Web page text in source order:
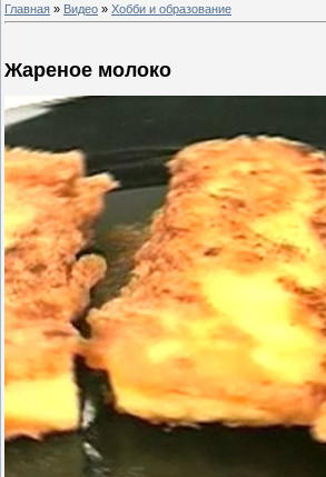
Главная » Видео » Хобби и образование
Жареное молоко